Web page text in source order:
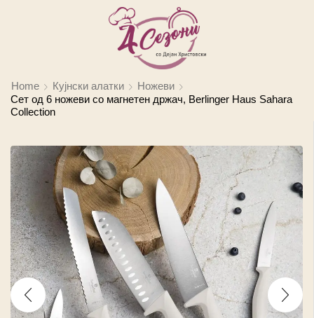
Home Кујнски алатки
Ножеви
Сет од 6 ножеви со магнетен држач, Berlinger Haus Sahara
Collection